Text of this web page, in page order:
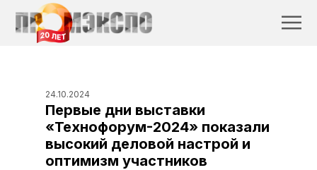
24.10.2024
Первые дни выставки
«Технофорум-2024» показали
высокий деловой настрой и
оптимизм участников